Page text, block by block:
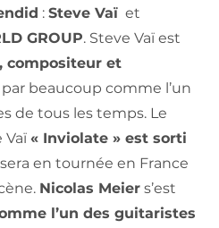
: Steve Vaï et
GROUP. Steve Vaï est
compositeur et
beaucoup comme l’un
de tous les temps. Le
Vaï « Inviolate » est sorti
en tournée en France
Nicolas Meier s’est
l’un des guitaristes